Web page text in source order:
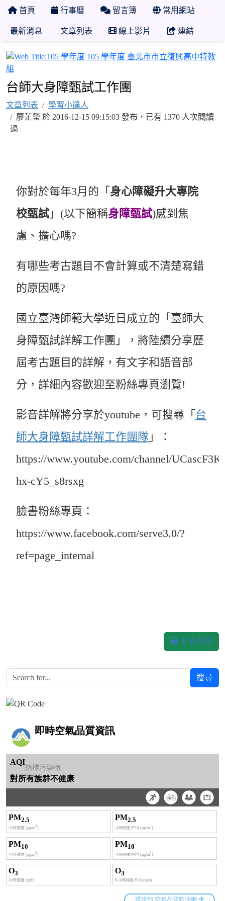
首頁 行事曆 留言簿 常用網站
最新消息 文章列表 線上影片 連結
台師大身障甄試工作團
文章列表
學習小達人
廖芷瑩 於 2016-12-15 09:15:03 發布，已有 1370 人次閱讀
過
你對於每年3月的「 身心障礙升大專院
校甄試」(以下簡稱身障甄試)感到焦
慮、擔心嗎?
有哪些考古題目不會計算或不清楚寫錯
的原因嗎?
國立臺灣師範大學近日成立的「臺師大
身障甄試詳解工作團」，將陸續分享歷
屆考古題目的詳解，有文字和語音部
分，詳細內容歡迎至粉絲專頁瀏覽!
影音詳解將分享於youtube，可搜尋「 台
師大身障甄試詳解工作團隊 」：
https://www.youtube.com/channel/
hx-cY5_s8rsxg
臉書粉絲專頁：
https://www.facebook.com/serve3.0/?
ref=page_internal
友善列印
搜尋
Over View